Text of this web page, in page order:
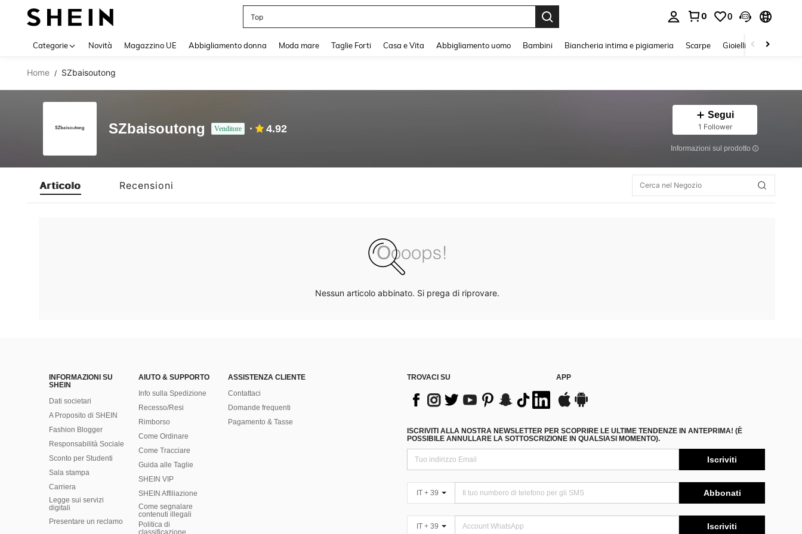
Top
0 0
Categorie Novità Magazzino UE Abbigliamento donna Moda mare Taglie Forti Casa e Vita Abbigliamento uomo Bambini Biancheria intima e pigiameria Scarpe Gioielli E Accessori
Home / SZbaisoutong
SZbaisoutong Venditore 4.92
Segui
1 Follower
Informazioni sul prodotto
Articolo Recensioni
Nessun articolo abbinato. Si prega di riprovare.
INFORMAZIONI SU
SHEIN
Dati societari
A Proposito di SHEIN
Fashion Blogger
Responsabilità Sociale
Sconto per Studenti
Sala stampa
Carriera
Legge sui servizi
digitali
Presentare un reclamo
AIUTO & SUPPORTO
Info sulla Spedizione
Recesso/Resi
Rimborso
Come Ordinare
Come Tracciare
Guida alle Taglie
SHEIN VIP
SHEIN Affiliazione
Come segnalare
contenuti illegali
Politica di
classificazione
ASSISTENZA CLIENTE
Contattaci
Domande frequenti
Pagamento & Tasse
TROVACI SU APP
ISCRIVITI ALLA NOSTRA NEWSLETTER PER SCOPRIRE LE ULTIME TENDENZE IN ANTEPRIMA! (È
POSSIBILE ANNULLARE LA SOTTOSCRIZIONE IN QUALSIASI MOMENTO).
Iscriviti
IT + 39 Abbonati
IT + 39 Iscriviti